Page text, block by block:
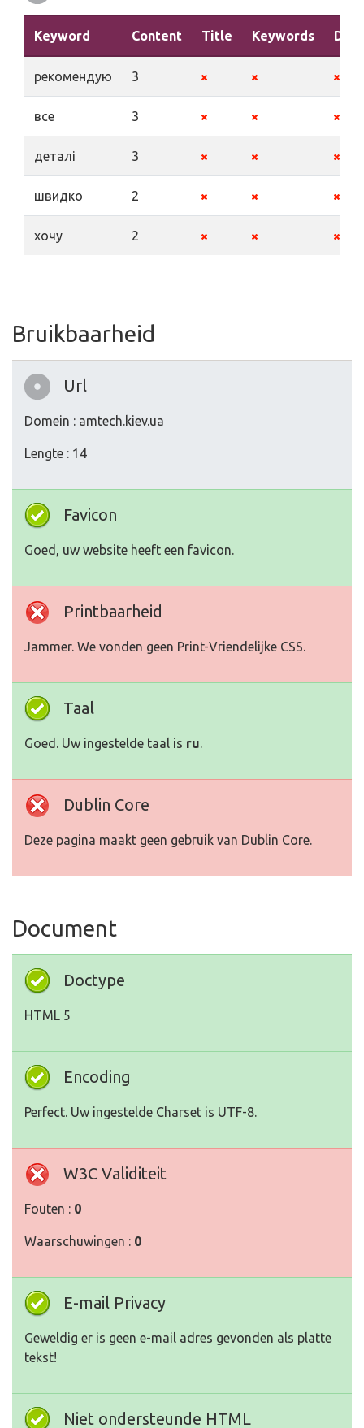
Keyword Content Title Keywords
рекомендую 3
все 3
деталі 3
швидко 2
хочу 2
Bruikbaarheid
Url
Domein : amtech.kiev.ua
Lengte : 14
Favicon
Goed, uw website heeft een favicon.
Printbaarheid
Jammer. We vonden geen Print-Vriendelijke CSS.
Taal
Goed. Uw ingestelde taal is ru.
Dublin Core
Deze pagina maakt geen gebruik van Dublin Core.
Document
Doctype
HTML 5
Encoding
Perfect. Uw ingestelde Charset is UTF-8.
W3C Validiteit
Fouten : 0
Waarschuwingen : 0
E-mail Privacy
Geweldig er is geen e-mail adres gevonden als platte
tekst!
Niet ondersteunde HTML